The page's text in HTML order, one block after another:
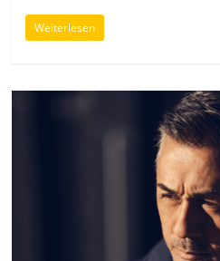
Weiterlesen